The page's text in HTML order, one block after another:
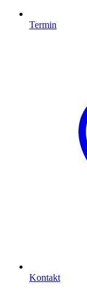
Termin
Kontakt